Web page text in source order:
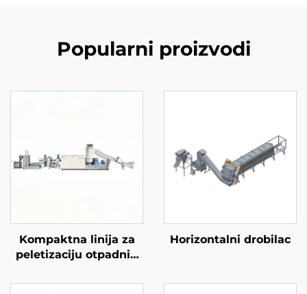
Popularni proizvodi
Kompaktna linija za
peletizaciju otpadnih
Horizontalni drobilac